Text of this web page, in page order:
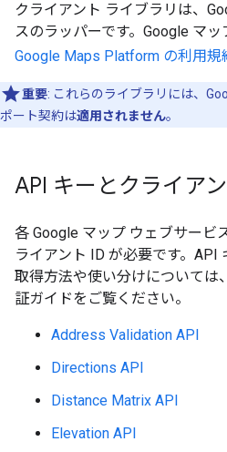
クライアント ライブラリは、
スのラッパーです。Google マッ
Google Maps Platform の利用規
重要: これらのライブラリには、
ポート契約は適用されません。
API キーとクライア
各 Google マップ ウェブサービ
ライアント ID が必要です。API
取得方法や使い分けについては
証ガイドをご覧ください。
Address Validation API
Directions API
Distance Matrix API
Elevation API